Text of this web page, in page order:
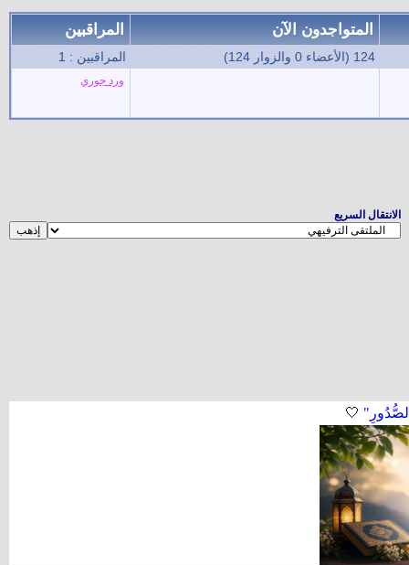
المتواجدون الآن المراقبين
124 (الأعضاء 0 والزوار 124) المراقبين : 1
ورد جوري
الانتقال السريع
🤍